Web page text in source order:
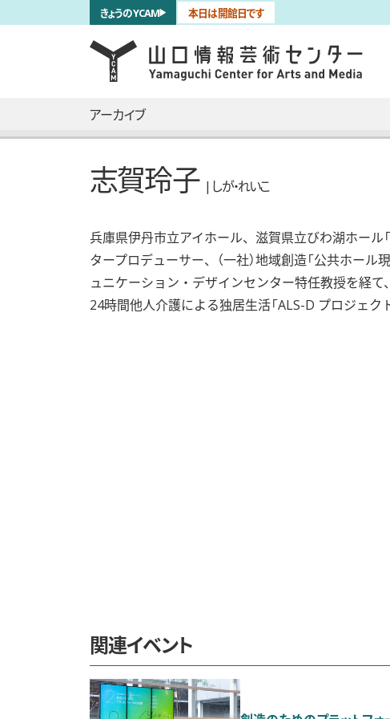
skip to main content 本日は開館日です
きょうのYCAM
言語を切り替える
メインナビゲーション
アーカイブ
志賀玲子 | しが・れいこ
兵庫県伊丹市立アイホール、滋賀県立びわ湖ホール
タープロデューサー、（一社）地域創造「公共ホー
ュニケーション・デザインセンター特任教授を経
24時間他人介護による独居生活「ALS-D プロジェク
関連イベント